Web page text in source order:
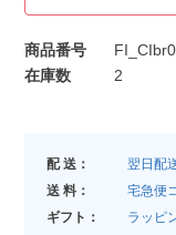
商品番号
在庫数
2
配 送： 翌日配
送 料：
宅急便
ギフト：
ラッピ